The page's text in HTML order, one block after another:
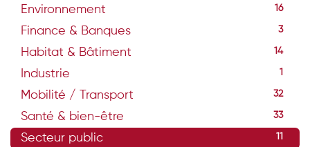
Environnement 16
Finance & Banques 3
Habitat & Bâtiment 14
Industrie 1
Mobilité / Transport 32
Santé & bien-être 33
Secteur public 11